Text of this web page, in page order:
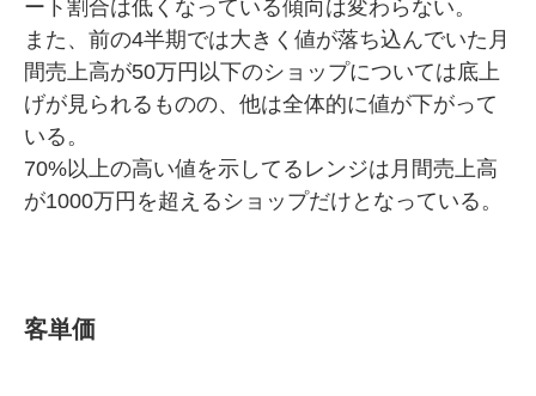
ート割合は低くなっている傾向は変わらない。
また、前の4半期では大きく値が落ち込んでいた月
間売上高が50万円以下のショップについては底上
げが見られるものの、他は全体的に値が下がって
いる。
70%以上の高い値を示してるレンジは月間売上高
が1000万円を超えるショップだけとなっている。
客単価